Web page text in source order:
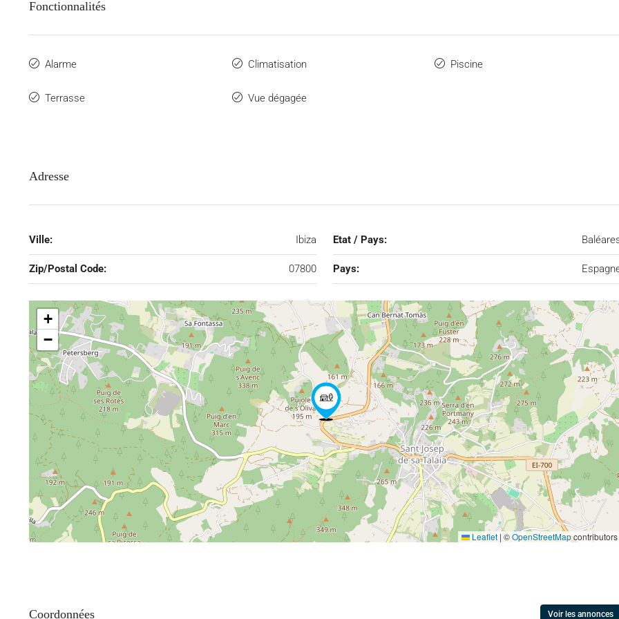
Fonctionnalités
Alarme Climatisation Piscine
Terrasse Vue dégagée
Adresse
Ville: Ibiza Etat / Pays:
Zip/Postal Code: 07800 Pays:
+
−
Leaflet | ©OpenStreetMapcontributors
Coordonnées Voir les annonces